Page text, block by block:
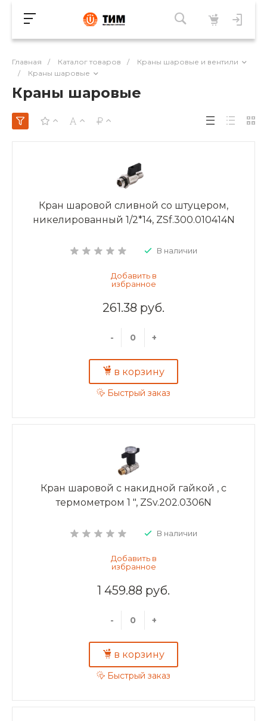
Главная / Каталог товаров /
Краны шаровые и вентили
/
Краны шаровые
Краны шаровые
Кран шаровой сливной со штуцером,
никелированный 1/2*14, ZSf.300.010414N
В наличии
261.38 руб.
- +
в корзину
Быстрый заказ
Кран шаровой с накидной гайкой , c
термометром 1 ", ZSv.202.0306N
В наличии
1 459.88 руб.
- +
в корзину
Быстрый заказ